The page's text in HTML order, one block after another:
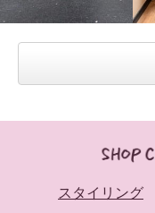
スタイリング